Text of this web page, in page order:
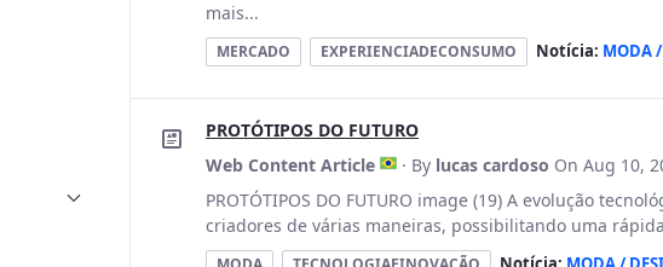
mais...
MERCADO EXPERIENCIADECONSUMO Notícia: MODA
PROTÓTIPOS DO FUTURO
Web Content Article
· By lucas cardoso On Aug 10,
PROTÓTIPOS DO FUTURO image (19) A evolução
criadores de várias maneiras, possibilitando uma